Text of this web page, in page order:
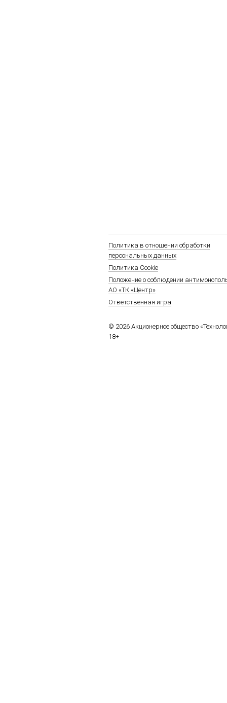
Политика в отношении обработки
персональных данных
Политика Cookie
Положение о соблюдении
АО «ТК «Центр»
Ответственная игра
© 2026 Акционерное общество
18+